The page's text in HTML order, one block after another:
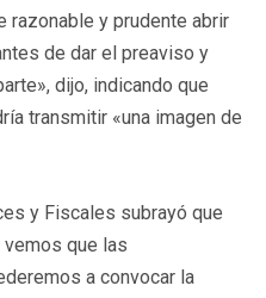
razonable y prudente abrir
de dar el preaviso y
dijo, indicando que
transmitir «una imagen de
y Fiscales subrayó que
que las
a convocar la